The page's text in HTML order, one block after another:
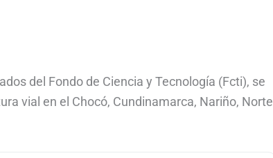
del Fondo de Ciencia y Tecnología (Fcti), se
vial en el Chocó, Cundinamarca, Nariño, Norte